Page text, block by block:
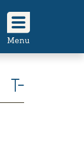
Menu